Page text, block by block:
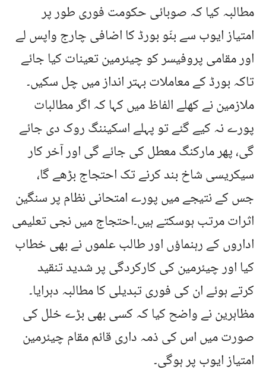
مطالبہ کیا کہ صوبائی حکومت فوری طور پر
امتیاز ایوب سے بنّو بورڈ کا اضافی چارج واپس لے
اور مقامی پروفیسر کو چیئرمین تعینات کیا جائے
تاکہ بورڈ کے معاملات بہتر انداز میں چل سکیں۔
ملازمین نے کھلے الفاظ میں کہا کہ اگر مطالبات
پورے نہ کیے گئے تو پہلے اسکیننگ روک دی جائے
گی، پھر مارکنگ معطل کی جائے گی اور آخر کار
سیکریسی شاخ بند کرنے تک احتجاج بڑھے گا،
جس کے نتیجے میں پورے امتحانی نظام پر سنگین
اثرات مرتب ہوسکتے ہیں۔احتجاج میں نجی تعلیمی
اداروں کے رہنماؤں اور طالب علموں نے بھی خطاب
کیا اور چیئرمین کی کارکردگی پر شدید تنقید
کرتے ہوئے ان کی فوری تبدیلی کا مطالبہ دہرایا۔
مظاہرین نے واضح کیا کہ کسی بھی بڑے خلل کی
صورت میں اس کی ذمہ داری قائم مقام چیئرمین
امتیاز ایوب پر ہوگی۔